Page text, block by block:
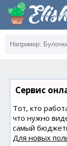
Сервис
Тот, кто
что нужно
самый
Для новых